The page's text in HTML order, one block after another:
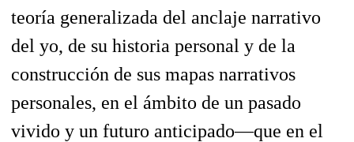
teoría generalizada del anclaje narrativo
del yo, de su historia personal y de la
construcción de sus mapas narrativos
personales, en el ámbito de un pasado
vivido y un futuro anticipado—que en el